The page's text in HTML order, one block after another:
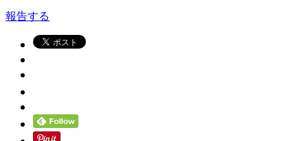
報告する